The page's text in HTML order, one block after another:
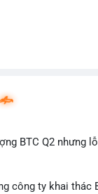
số tại Mỹ.
tại Mỹ.
BTC Q2 nhưng
công ty khai thác